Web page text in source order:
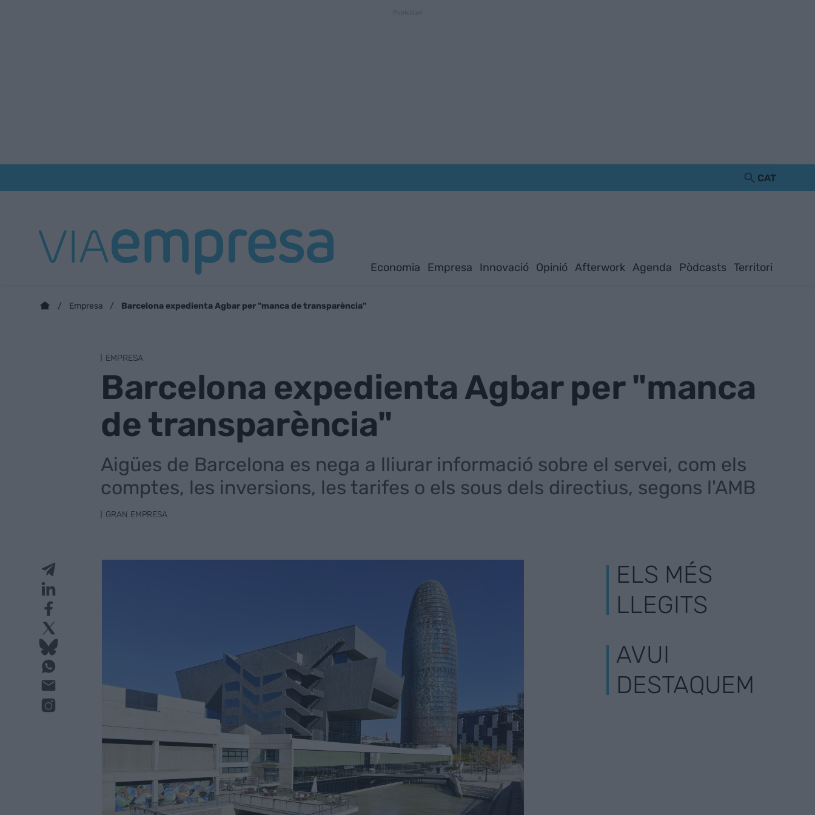
CAT
Economia Empresa Innovació Opinió Afterwork Agenda Pòdcasts Territori
Empresa Barcelona expedienta Agbar per "manca de transparència"
EMPRESA
Barcelona expedienta Agbar per "manca
de transparència"
Aigües de Barcelona es nega a lliurar informació sobre el servei, com els
comptes, les inversions, les tarifes o els sous dels directius, segons l'AMB
GRAN EMPRESA
ELS MÉS
LLEGITS
AVUI
DESTAQUEM